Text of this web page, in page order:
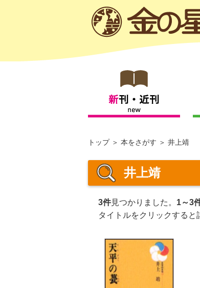
トップ 本をさがす 井上靖
井上靖
3件見つかりました。 1～3
タイトルをクリックすると